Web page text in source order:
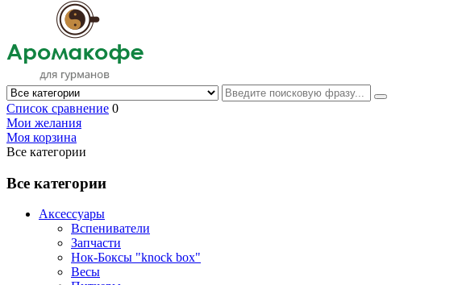
Список сравнение 0
Мои желания
Моя корзина
Все категории
Все категории
Аксессуары
Вспениватели
Запчасти
Нок-Боксы "knock box"
Весы